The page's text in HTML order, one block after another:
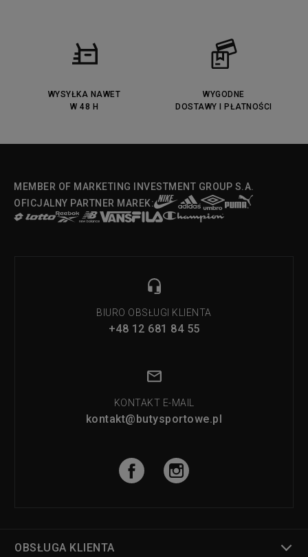
WYSYŁKA NAWET
W 48 H
WYGODNE
DOSTAWY I PŁATNOŚCI
MEMBER OF MARKETING INVESTMENT GROUP S.A.
OFICJALNY PARTNER MAREK:
BIURO OBSŁUGI KLIENTA
+48 12 681 84 55
KONTAKT E-MAIL
kontakt@butysportowe.pl
OBSŁUGA KLIENTA